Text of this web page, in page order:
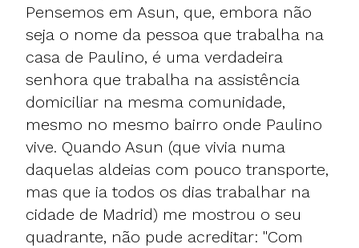
Pensemos em Asun, que, embora não
seja o nome da pessoa que trabalha na
casa de Paulino, é uma verdadeira
senhora que trabalha na assistência
domiciliar na mesma comunidade,
mesmo no mesmo bairro onde Paulino
vive. Quando Asun (que vivia numa
daquelas aldeias com pouco transporte,
mas que ia todos os dias trabalhar na
cidade de Madrid) me mostrou o seu
quadrante, não pude acreditar: "Com